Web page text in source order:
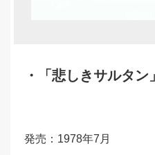
・「悲しきサルタン
発売：1978年7月